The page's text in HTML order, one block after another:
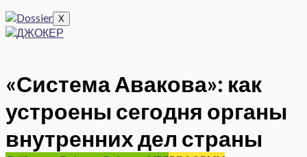
X
«Система Авакова»: как
устроены сегодня органы
внутренних дел страны